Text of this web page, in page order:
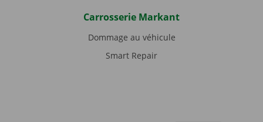
Carrosserie Markant
Dommage au véhicule
Smart Repair